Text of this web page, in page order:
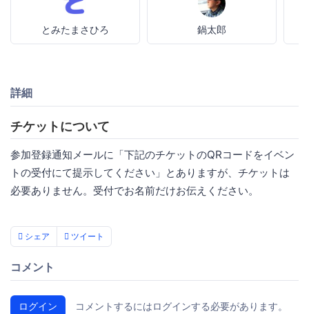
とみたまさひろ 鍋太郎
詳細
チケットについて
参加登録通知メールに「下記のチケットのQRコードをイベン
トの受付にて提示してください」とありますが、チケットは
必要ありません。受付でお名前だけお伝えください。
シェア ツイート
コメント
ログイン コメントするにはログインする必要があります。